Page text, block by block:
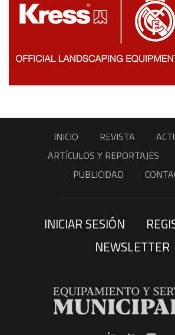
INICIO REVISTA
ARTÍCULOS Y REPORTAJES
PUBLICIDAD
INICIAR SESIÓN
NEWSLETTER